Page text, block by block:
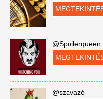
@Spoilerqueen
@szavazó